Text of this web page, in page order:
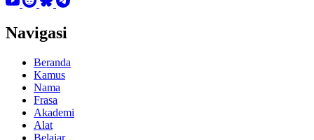
Navigasi
Beranda
Kamus
Nama
Frasa
Akademi
Alat